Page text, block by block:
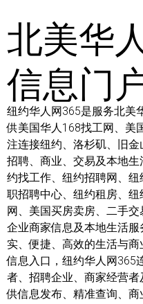
北美华
信息门
纽约华人网365是服务北美
供美国华人168找工网、美
注连接纽约、洛杉矶、旧金
招聘、商业、交易及本地
约找工作、纽约招聘网、
职招聘中心、纽约租房、
网、美国买房卖房、二手交
企业商家信息及本地生活
实、便捷、高效的生活与
信息入口，纽约华人网365
者、招聘企业、商家经营
供信息发布、精准查询、